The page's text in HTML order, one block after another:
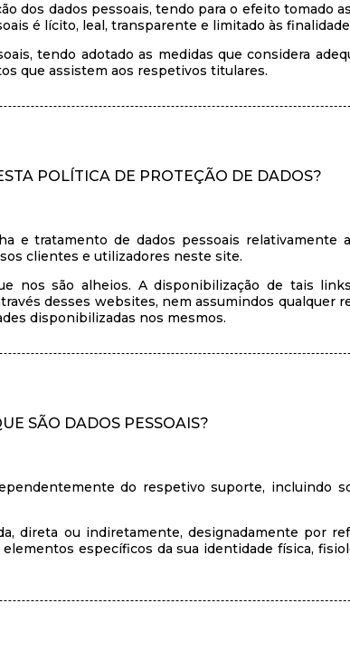
dos dados pessoais, tendo para o efeito tomado
é lícito, leal, transparente e limitado às
tendo adotado as medidas que considera
que assistem aos respetivos titulares.
POLÍTICA DE PROTEÇÃO DE DADOS?
e tratamento de dados pessoais relativamente
clientes e utilizadores neste site.
nos são alheios. A disponibilização de tais
desses websites, nem assumindos qualquer
disponibilizadas nos mesmos.
SÃO DADOS PESSOAIS?
do respetivo suporte, incluindo
direta ou indiretamente, designadamente por
específicos da sua identidade física,